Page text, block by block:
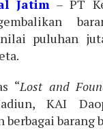
Jatim – PT
puluhan
“Lost and
KAI
berbagai barang